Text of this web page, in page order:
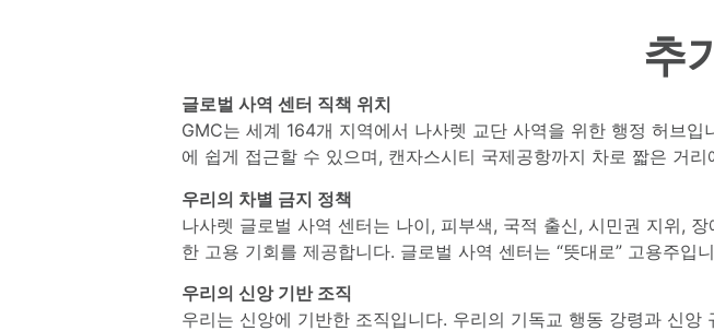
추
글로벌 사역 센터 직책 위치
GMC는 세계 164개 지역에서 나사렛 교단 사역을 위한 행정 허브
에 쉽게 접근할 수 있으며, 캔자스시티 국제공항까지 차로 짧은 거
우리의 차별 금지 정책
나사렛 글로벌 사역 센터는 나이, 피부색, 국적 출신, 시민권 지위,
한 고용 기회를 제공합니다. 글로벌 사역 센터는 “뜻대로” 고용주입
우리의 신앙 기반 조직
우리는 신앙에 기반한 조직입니다. 우리의 기독교 행동 강령과 신